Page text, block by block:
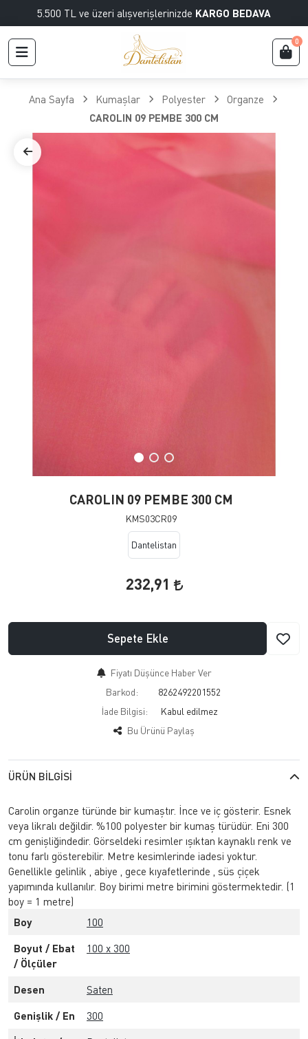
5.500 TL ve üzeri alışverişlerinizde KARGO BEDAVA
0
Ana Sayfa Kumaşlar Polyester
Organze
CAROLIN 09 PEMBE 300 CM
CAROLIN 09 PEMBE 300 CM
KMS03CR09
Dantelistan
232,91
Sepete Ekle
Fiyatı Düşünce Haber Ver
Barkod:
8262492201552
İade Bilgisi:
Bu Ürünü Paylaş
ÜRÜN BILGISI
Carolin organze türünde bir kumaştır. İnce ve iç gösterir. Esnek
veya likralı değildir. %100 polyester bir kumaş türüdür. Eni 300
cm genişliğindedir. Görseldeki resimler ışıktan kaynaklı renk ve
tonu farlı gösterebilir. Metre kesimlerinde iadesi yoktur.
Genellikle gelinlik , abiye , gece kıyafetlerinde , süs çiçek
yapımında kullanılır. Boy birimi metre birimini göstermektedir. (1
boy = 1 metre)
Boy
100
Boyut / Ebat
/ Ölçüler
100 x 300
Desen Saten
Genişlik / En 300